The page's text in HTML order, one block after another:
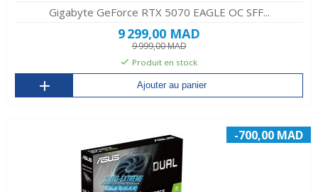
Gigabyte GeForce RTX 5070 EAGLE OC SFF...
9 299,00 MAD
9 999,00 MAD
Produit en stock
Ajouter au panier
-700,00 MAD